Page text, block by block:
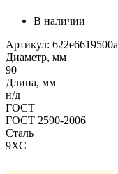
В наличии
Артикул: 622e6619500a
Диаметр, мм
90
Длина, мм
н/д
ГОСТ
ГОСТ 2590-2006
Сталь
9ХС